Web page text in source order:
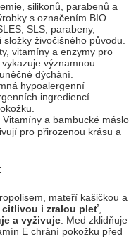
silikonů, parabenů a
s označením BIO
SLS, parabeny,
živočišného původu.
vitamíny a enzymy pro
významnou
dýchání.
hypoalergenní
ingrediencí.
Vitamíny a bambucké máslo
pro přirozenou krásu a
mateří kašičkou a
citlivou i zralou pleť
a vyživuje . Med zklidňuje
E chrání pokožku před